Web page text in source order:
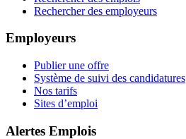
Rechercher des employeurs
Employeurs
Publier une offre
Système de suivi des candidatures
Nos tarifs
Sites d’emploi
Alertes Emplois